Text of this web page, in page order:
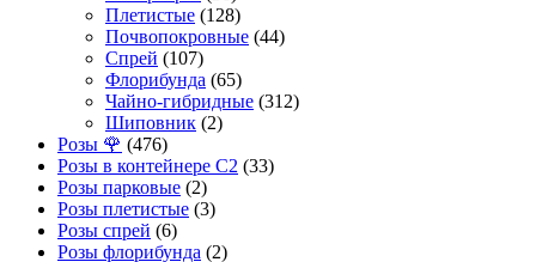
Плетистые (128)
Почвопокровные (44)
Спрей (107)
Флорибунда (65)
Чайно-гибридные (312)
Шиповник (2)
Розы 🌹 (476)
Розы в контейнере С2 (33)
Розы парковые (2)
Розы плетистые (3)
Розы спрей (6)
Розы флорибунда (2)